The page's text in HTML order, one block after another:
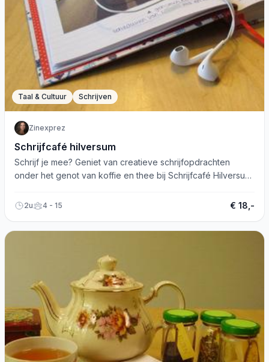
Taal & Cultuur Schrijven
Zinexprez
Schrijfcafé hilversum
Schrijf je mee? Geniet van creatieve schrijfopdrachten
onder het genot van koffie en thee bij Schrijfcafé Hilversum.
2u 4 - 15 € 18,-